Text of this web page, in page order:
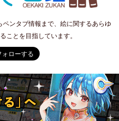
ンタブ情報まで、絵に関するあらゆ
ことを目指しています。